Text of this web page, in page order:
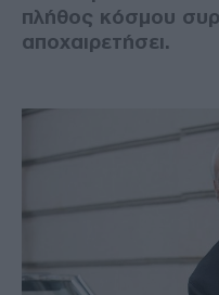
πλήθος κόσμου
αποχαιρετήσει.